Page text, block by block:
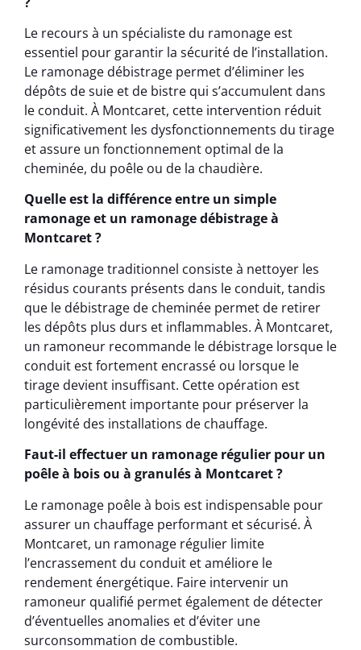
Le recours à un spécialiste du ramonage est
essentiel pour garantir la sécurité de l’installation.
Le ramonage débistrage permet d’éliminer les
dépôts de suie et de bistre qui s’accumulent dans
le conduit. À Montcaret, cette intervention réduit
significativement les dysfonctionnements du tirage
et assure un fonctionnement optimal de la
cheminée, du poêle ou de la chaudière.
Quelle est la différence entre un simple
ramonage et un ramonage débistrage à
Montcaret ?
Le ramonage traditionnel consiste à nettoyer les
résidus courants présents dans le conduit, tandis
que le débistrage de cheminée permet de retirer
les dépôts plus durs et inflammables. À Montcaret,
un ramoneur recommande le débistrage lorsque le
conduit est fortement encrassé ou lorsque le
tirage devient insuffisant. Cette opération est
particulièrement importante pour préserver la
longévité des installations de chauffage.
Faut-il effectuer un ramonage régulier pour un
poêle à bois ou à granulés à Montcaret ?
Le ramonage poêle à bois est indispensable pour
assurer un chauffage performant et sécurisé. À
Montcaret, un ramonage régulier limite
l’encrassement du conduit et améliore le
rendement énergétique. Faire intervenir un
ramoneur qualifié permet également de détecter
d’éventuelles anomalies et d’éviter une
surconsommation de combustible.